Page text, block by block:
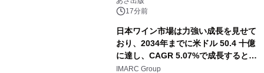
（火）発売
17分前
日本ワイン市場は力強い成長を見せて
おり、2034年までに米ドル 50.4 十億
に達し、CAGR 5.07%で成長すると予
測IMARC Group